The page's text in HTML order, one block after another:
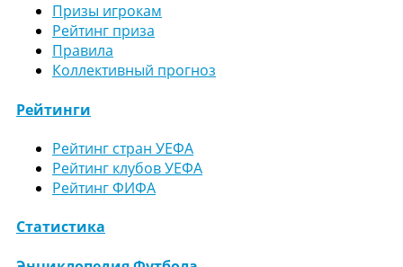
Призы игрокам
Рейтинг приза
Правила
Коллективный прогноз
Рейтинги
Рейтинг стран УЕФА
Рейтинг клубов УЕФА
Рейтинг ФИФА
Статистика